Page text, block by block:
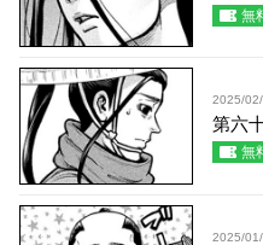
無
2025/
第六
無
2025/